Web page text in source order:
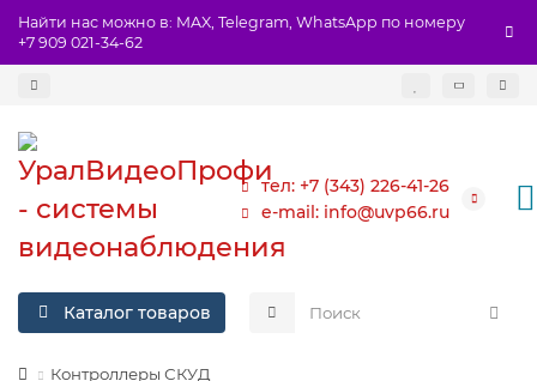
Найти нас можно в: MAX, Telegram, WhatsApp по номеру
+7 909 021-34-62
тел: +7 (343) 226-41-26
e-mail: info@uvp66.ru
Каталог товаров
Контроллеры СКУД